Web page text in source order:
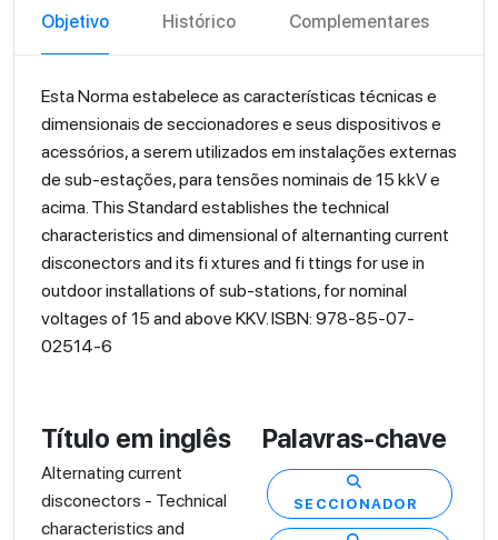
Objetivo Histórico Complementares
Esta Norma estabelece as características técnicas e
dimensionais de seccionadores e seus dispositivos e
acessórios, a serem utilizados em instalações externas
de sub-estações, para tensões nominais de 15 kkV e
acima. This Standard establishes the technical
characteristics and dimensional of alternanting current
disconectors and its fi xtures and fi ttings for use in
outdoor installations of sub-stations, for nominal
voltages of 15 and above KKV. ISBN: 978-85-07-
02514-6
Título em inglês
Alternating current
disconectors - Technical
characteristics and
Palavras-chave
SECCIONADOR